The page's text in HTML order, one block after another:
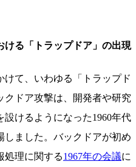
ける「トラップドア」の出現
けて、いわゆる「トラップド
クドア攻撃は、開発者や研究
けるようになった1960年代
しました。バックドアが初め
処理に関する1967年の会議に